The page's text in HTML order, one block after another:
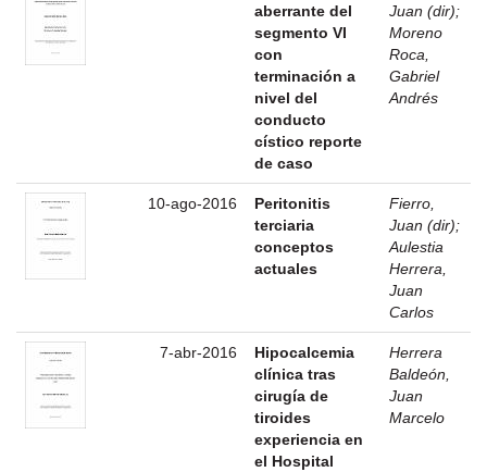
aberrante del
segmento VI
con
terminación a
nivel del
conducto
cístico reporte
de caso
Juan (dir);
Moreno
Roca,
Gabriel
Andrés
10-ago-2016
Peritonitis
terciaria
conceptos
actuales
Fierro,
Juan (dir);
Aulestia
Herrera,
Juan
Carlos
7-abr-2016
Hipocalcemia
clínica tras
cirugía de
tiroides
experiencia en
el Hospital
Herrera
Baldeón,
Juan
Marcelo